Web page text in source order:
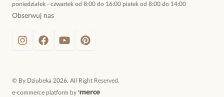
poniedziałek - czwartek od 8:00 do 16:00 piatek od 8:00 do 14:00
Obserwuj nas
© By Dziubeka 2026. All Right Reserved.
e-commerce platform by